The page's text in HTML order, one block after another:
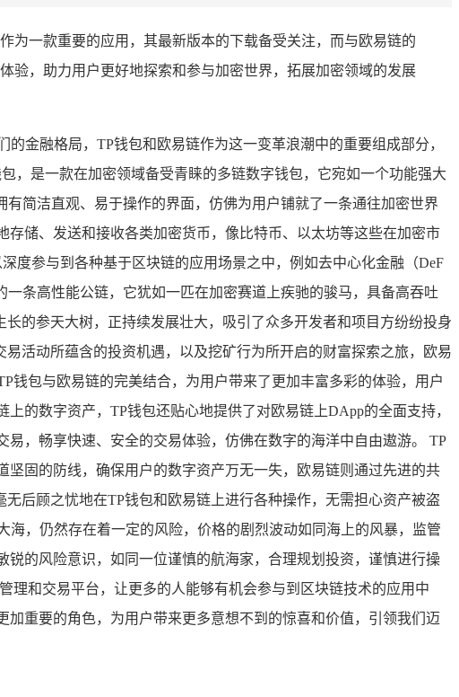
为一款重要的应用，其最新版本的下载备受关注，而与欧易链的
验，助力用户更好地探索和参与加密世界，拓展加密领域的发展
金融格局，TP钱包和欧易链作为这一变革浪潮中的重要组成部分，
包，是一款在加密领域备受青睐的多链数字钱包，它宛如一个功能强大
简洁直观、易于操作的界面，仿佛为用户铺就了一条通往加密世界
储、发送和接收各类加密货币，像比特币、以太坊等这些在加密市
度参与到各种基于区块链的应用场景之中，例如去中心化金融（DeF
条高性能公链，它犹如一匹在加密赛道上疾驰的骏马，具备高吞吐
的参天大树，正持续发展壮大，吸引了众多开发者和项目方纷纷投身
活动所蕴含的投资机遇，以及挖矿行为所开启的财富探索之旅，欧易
钱包与欧易链的完美结合，为用户带来了更加丰富多彩的体验，用户
的数字资产，TP钱包还贴心地提供了对欧易链上DApp的全面支持，
，畅享快速、安全的交易体验，仿佛在数字的海洋中自由遨游。 TP
固的防线，确保用户的数字资产万无一失，欧易链则通过先进的共
后顾之忧地在TP钱包和欧易链上进行各种操作，无需担心资产被盗
，仍然存在着一定的风险，价格的剧烈波动如同海上的风暴，监管
的风险意识，如同一位谨慎的航海家，合理规划投资，谨慎进行操
理和交易平台，让更多的人能够有机会参与到区块链技术的应用中
重要的角色，为用户带来更多意想不到的惊喜和价值，引领我们迈